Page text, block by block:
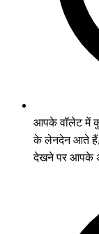
आपके वॉलेट में
के लेनदेन आते हैं,
देखने पर आपके